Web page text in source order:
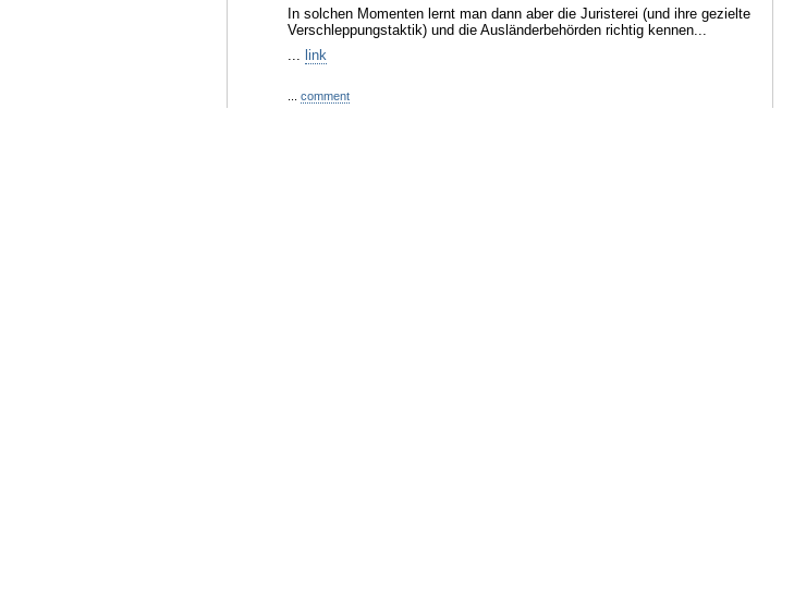
In solchen Momenten lernt man dann aber die Juristerei (und ihre gezielte
Verschleppungstaktik) und die Ausländerbehörden richtig kennen...
... link
comment